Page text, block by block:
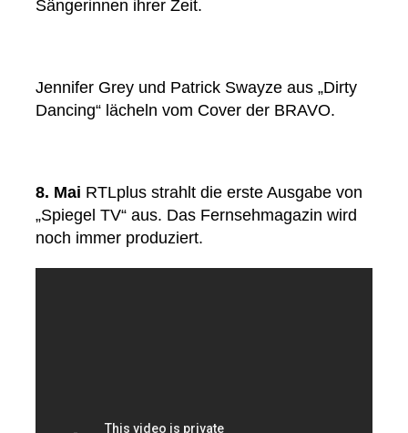
Sängerinnen ihrer Zeit.
Jennifer Grey und Patrick Swayze aus „Dirty
Dancing“ lächeln vom Cover der BRAVO.
8. Mai RTLplus strahlt die erste Ausgabe von
„Spiegel TV“ aus. Das Fernsehmagazin wird
noch immer produziert.